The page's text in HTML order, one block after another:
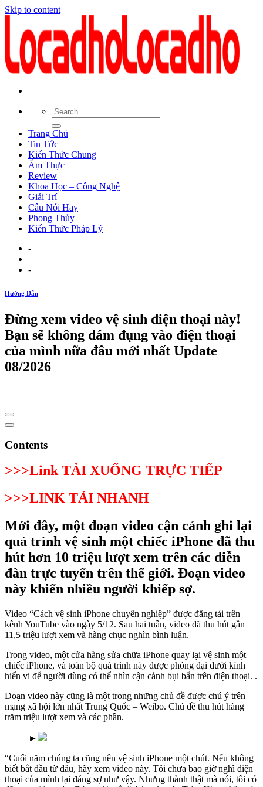
Skip to content
Trang Chủ
Tin Tức
Kiến Thức Chung
Ẩm Thực
Review
Khoa Học – Công Nghệ
Giải Trí
Câu Nói Hay
Phong Thủy
Kiến Thức Pháp Lý
-
-
Hướng Dẫn
Đừng xem video vệ sinh điện thoại này!
Bạn sẽ không dám đụng vào điện thoại
của mình nữa đâu mới nhất Update
08/2026
Contents
>>>Link TẢI XUỐNG TRỰC TIẾP
>>>LINK TẢI NHANH
Mới đây, một đoạn video cận cảnh ghi lại
quá trình vệ sinh một chiếc iPhone đã thu
hút hơn 10 triệu lượt xem trên các diễn
đàn trực tuyến trên thế giới. Đoạn video
này khiến nhiều người khiếp sợ.
Video “Cách vệ sinh iPhone chuyên nghiệp” được đăng tải trên
kênh YouTube vào ngày 5/12. Sau hai tuần, video đã thu hút gần
11,5 triệu lượt xem và hàng chục nghìn bình luận.
Trong video, một cửa hàng sửa chữa iPhone quay lại vệ sinh một
chiếc iPhone, và toàn bộ quá trình này được phóng đại dưới kính
hiển vi để người dùng có thể nhìn cận cảnh bụi bẩn trên điện thoại. .
Đoạn video này cũng là một trong những chủ đề được chú ý trên
mạng xã hội lớn nhất Trung Quốc – Weibo. Chủ đề thu hút hàng
trăm triệu lượt xem và các phần.
►
“Cuối năm chúng ta cũng nên vệ sinh iPhone một chút. Nếu không
biết bắt đầu từ đâu, hãy xem video này. Tôi chưa bao giờ nghĩ điện
thoại của mình lại đáng sợ như vậy. Nhưng thành thật mà nói, tôi có